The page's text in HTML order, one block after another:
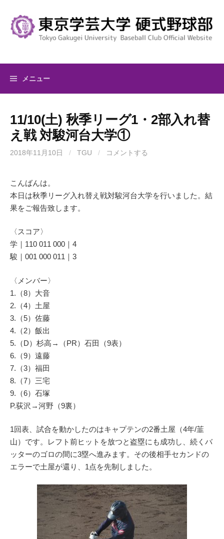
キ
メニュー
11/10(土) 秋季リーグ1・2部入れ替
え戦 対駿河台大学①
2018年11月10日 / TGU / コメントする
こんばんは。
本日は秋季リーグ入れ替え戦対駿河台大学を行いました。結
果をご報告致します。
〈スコア〉
学｜110 011 000｜4
駿｜001 000 011｜3
〈メンバー〉
1.（8）大音
2.（4）土屋
3.（5）佐藤
4.（2）飯出
5.（D）杉高→（PR）石田（9表）
6.（9）遠藤
7.（3）福田
8.（7）三宅
9.（6）石塚
P.荻沢→河野（9裏）
1回表、試合を動かしたのはキャプテンの2番土屋（4年/韮
山）です。レフト前ヒットを放つと盗塁にも成功し、続くバ
ッターのゴロの間に3塁へ進みます。その後相手セカンドの
エラーで土屋が還り、1点を先制しました。